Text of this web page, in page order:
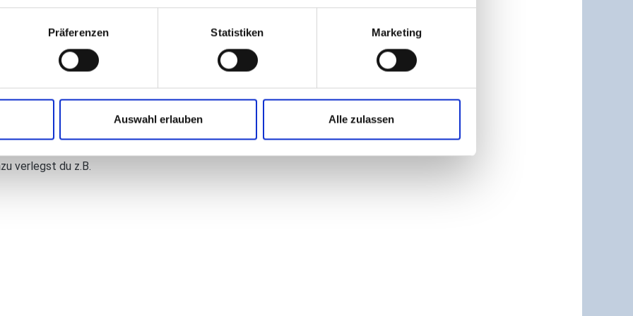
Präferenzen Statistiken Marketing
Auswahl erlauben Alle zulassen
erledigt
wird. Dazu
Pflasterdecken her.
Außerdem lernst
herstellst,
verlegst du z.B.